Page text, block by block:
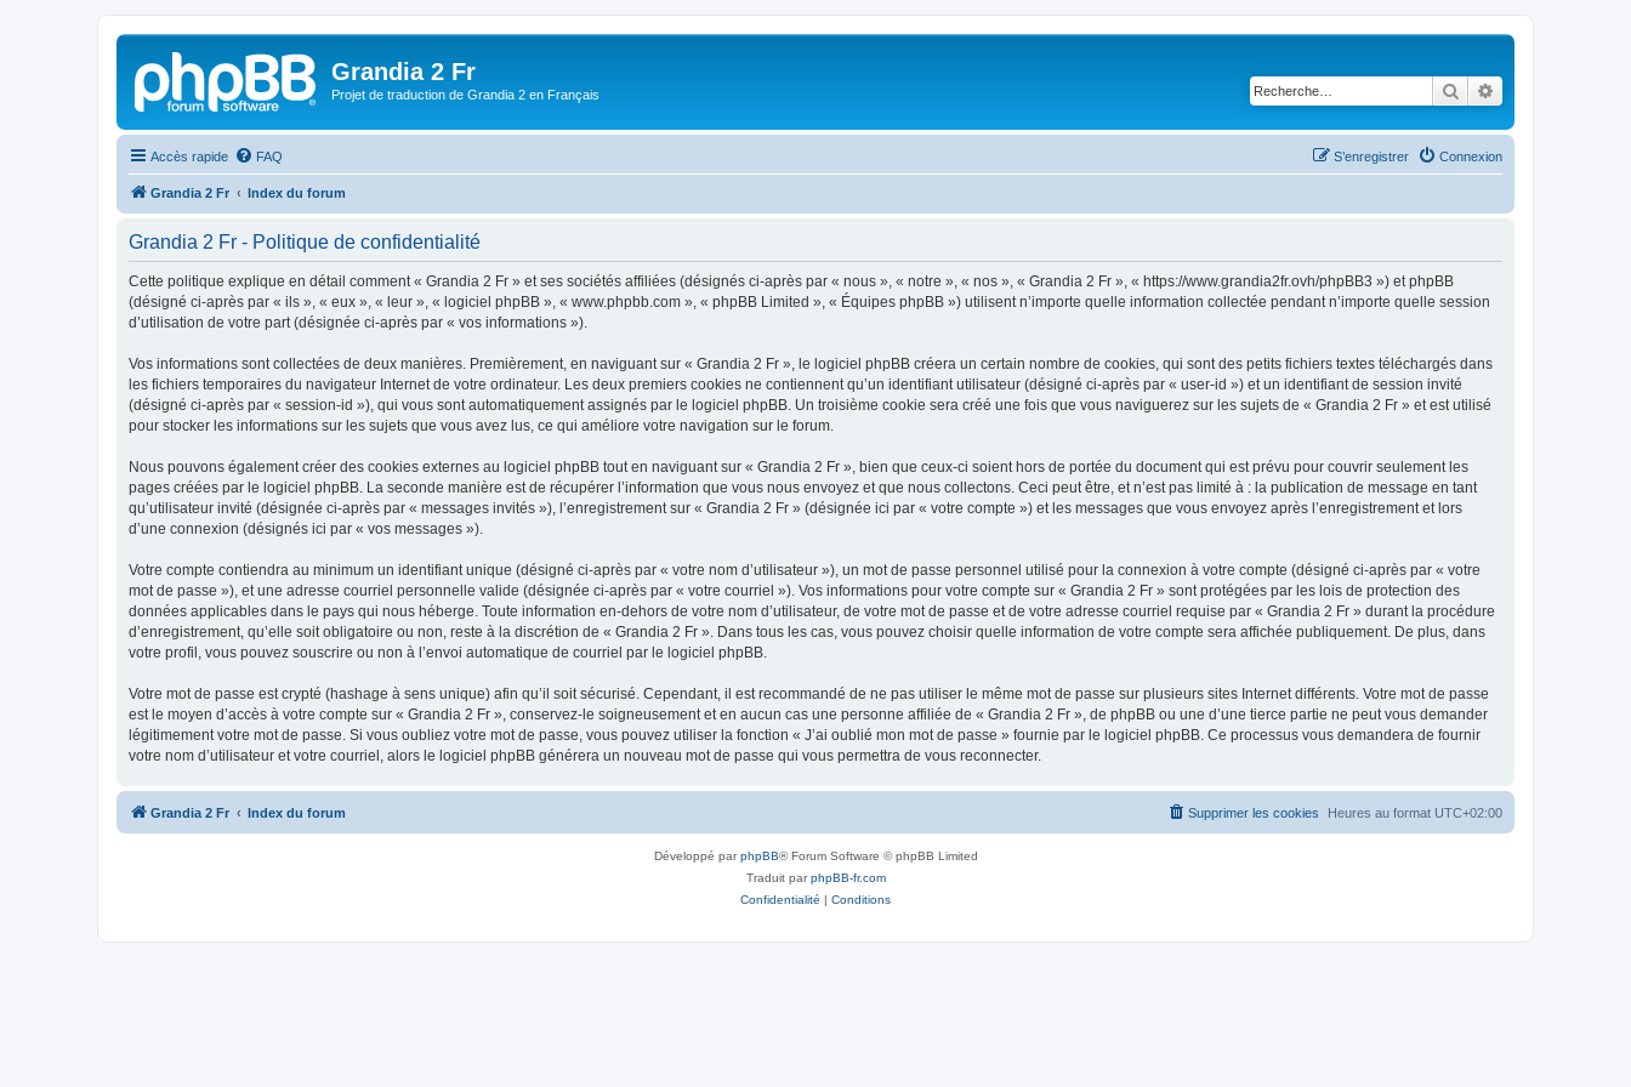
Grandia 2 Fr
Projet de traduction de Grandia 2 en Français Rechercher
Accès rapide FAQ Connexion
S’enregistrer
Grandia 2 Fr Index du forum
Grandia 2 Fr - Politique de confidentialité
Cette politique explique en détail comment « Grandia 2 Fr » et ses sociétés affiliées (désignés ci-après par « nous », « notre », « nos », « Grandia 2 Fr », « https://www.grandia2fr.ovh/phpBB3 ») et phpBB
(désigné ci-après par « ils », « eux », « leur », « logiciel phpBB », « www.phpbb.com », « phpBB Limited », « Équipes phpBB ») utilisent n’importe quelle information collectée pendant n’importe quelle session
d’utilisation de votre part (désignée ci-après par « vos informations »).
Vos informations sont collectées de deux manières. Premièrement, en naviguant sur « Grandia 2 Fr », le logiciel phpBB créera un certain nombre de cookies, qui sont des petits fichiers textes téléchargés dans
les fichiers temporaires du navigateur Internet de votre ordinateur. Les deux premiers cookies ne contiennent qu’un identifiant utilisateur (désigné ci-après par « user-id ») et un identifiant de session invité
(désigné ci-après par « session-id »), qui vous sont automatiquement assignés par le logiciel phpBB. Un troisième cookie sera créé une fois que vous naviguerez sur les sujets de « Grandia 2 Fr » et est utilisé
pour stocker les informations sur les sujets que vous avez lus, ce qui améliore votre navigation sur le forum.
Nous pouvons également créer des cookies externes au logiciel phpBB tout en naviguant sur « Grandia 2 Fr », bien que ceux-ci soient hors de portée du document qui est prévu pour couvrir seulement les
pages créées par le logiciel phpBB. La seconde manière est de récupérer l’information que vous nous envoyez et que nous collectons. Ceci peut être, et n’est pas limité à : la publication de message en tant
qu’utilisateur invité (désignée ci-après par « messages invités »), l’enregistrement sur « Grandia 2 Fr » (désignée ici par « votre compte ») et les messages que vous envoyez après l’enregistrement et lors
d’une connexion (désignés ici par « vos messages »).
Votre compte contiendra au minimum un identifiant unique (désigné ci-après par « votre nom d’utilisateur »), un mot de passe personnel utilisé pour la connexion à votre compte (désigné ci-après par « votre
mot de passe »), et une adresse courriel personnelle valide (désignée ci-après par « votre courriel »). Vos informations pour votre compte sur « Grandia 2 Fr » sont protégées par les lois de protection des
données applicables dans le pays qui nous héberge. Toute information en-dehors de votre nom d’utilisateur, de votre mot de passe et de votre adresse courriel requise par « Grandia 2 Fr » durant la procédure
d’enregistrement, qu’elle soit obligatoire ou non, reste à la discrétion de « Grandia 2 Fr ». Dans tous les cas, vous pouvez choisir quelle information de votre compte sera affichée publiquement. De plus, dans
votre profil, vous pouvez souscrire ou non à l’envoi automatique de courriel par le logiciel phpBB.
Votre mot de passe est crypté (hashage à sens unique) afin qu’il soit sécurisé. Cependant, il est recommandé de ne pas utiliser le même mot de passe sur plusieurs sites Internet différents. Votre mot de passe
est le moyen d’accès à votre compte sur « Grandia 2 Fr », conservez-le soigneusement et en aucun cas une personne affiliée de « Grandia 2 Fr », de phpBB ou une d’une tierce partie ne peut vous demander
légitimement votre mot de passe. Si vous oubliez votre mot de passe, vous pouvez utiliser la fonction « J’ai oublié mon mot de passe » fournie par le logiciel phpBB. Ce processus vous demandera de fournir
votre nom d’utilisateur et votre courriel, alors le logiciel phpBB générera un nouveau mot de passe qui vous permettra de vous reconnecter.
Grandia 2 Fr Index du forum Heures au format UTC+02:00
Supprimer les cookies
Développé parphpBB® Forum Software © phpBB Limited
Traduit parphpBB-fr.com
Confidentialité | Conditions